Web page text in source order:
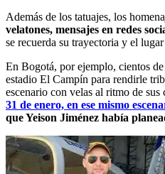
Además de los tatuajes, los
velatones, mensajes en redes
se recuerda su trayectoria y el
En Bogotá, por ejemplo, cientos
estadio El Campín para rendirle
escenario con velas al ritmo de sus
31 de enero, en ese mismo
que Yeison Jiménez había